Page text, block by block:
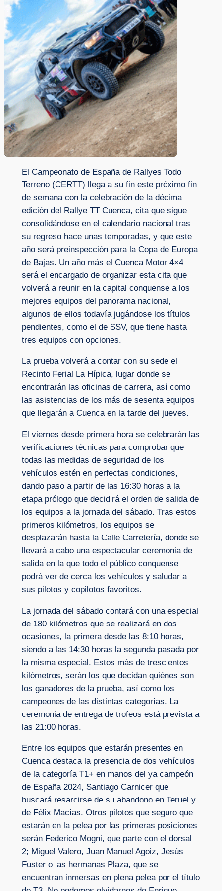
El Campeonato de España de Rallyes Todo
Terreno (CERTT) llega a su fin este próximo fin
de semana con la celebración de la décima
edición del Rallye TT Cuenca, cita que sigue
consolidándose en el calendario nacional tras
su regreso hace unas temporadas, y que este
año será preinspección para la Copa de Europa
de Bajas. Un año más el Cuenca Motor 4×4
será el encargado de organizar esta cita que
volverá a reunir en la capital conquense a los
mejores equipos del panorama nacional,
algunos de ellos todavía jugándose los títulos
pendientes, como el de SSV, que tiene hasta
tres equipos con opciones.
La prueba volverá a contar con su sede el
Recinto Ferial La Hípica, lugar donde se
encontrarán las oficinas de carrera, así como
las asistencias de los más de sesenta equipos
que llegarán a Cuenca en la tarde del jueves.
El viernes desde primera hora se celebrarán las
verificaciones técnicas para comprobar que
todas las medidas de seguridad de los
vehículos estén en perfectas condiciones,
dando paso a partir de las 16:30 horas a la
etapa prólogo que decidirá el orden de salida de
los equipos a la jornada del sábado. Tras estos
primeros kilómetros, los equipos se
desplazarán hasta la Calle Carretería, donde se
llevará a cabo una espectacular ceremonia de
salida en la que todo el público conquense
podrá ver de cerca los vehículos y saludar a
sus pilotos y copilotos favoritos.
La jornada del sábado contará con una especial
de 180 kilómetros que se realizará en dos
ocasiones, la primera desde las 8:10 horas,
siendo a las 14:30 horas la segunda pasada por
la misma especial. Estos más de trescientos
kilómetros, serán los que decidan quiénes son
los ganadores de la prueba, así como los
campeones de las distintas categorías. La
ceremonia de entrega de trofeos está prevista a
las 21:00 horas.
Entre los equipos que estarán presentes en
Cuenca destaca la presencia de dos vehículos
de la categoría T1+ en manos del ya campeón
de España 2024, Santiago Carnicer que
buscará resarcirse de su abandono en Teruel y
de Félix Macías. Otros pilotos que seguro que
estarán en la pelea por las primeras posiciones
serán Federico Mogni, que parte con el dorsal
2; Miguel Valero, Juan Manuel Agoiz, Jesús
Fuster o las hermanas Plaza, que se
encuentran inmersas en plena pelea por el título